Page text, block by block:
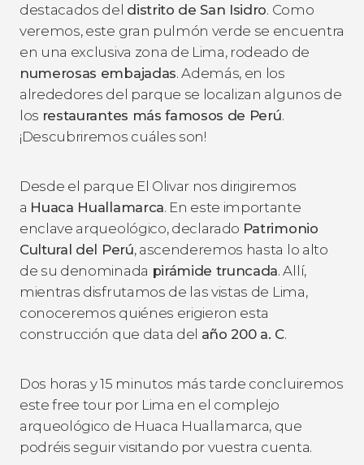
destacados del distrito de San Isidro. Como
veremos, este gran pulmón verde se encuentra
en una exclusiva zona de Lima, rodeado de
numerosas embajadas. Además, en los
alrededores del parque se localizan algunos de
los restaurantes más famosos de Perú.
¡Descubriremos cuáles son!
Desde el parque El Olivar nos dirigiremos
a Huaca Huallamarca. En este importante
enclave arqueológico, declarado Patrimonio
Cultural del Perú, ascenderemos hasta lo alto
de su denominada pirámide truncada. Allí,
mientras disfrutamos de las vistas de Lima,
conoceremos quiénes erigieron esta
construcción que data del año 200 a. C.
Dos horas y 15 minutos más tarde concluiremos
este free tour por Lima en el complejo
arqueológico de Huaca Huallamarca, que
podréis seguir visitando por vuestra cuenta.